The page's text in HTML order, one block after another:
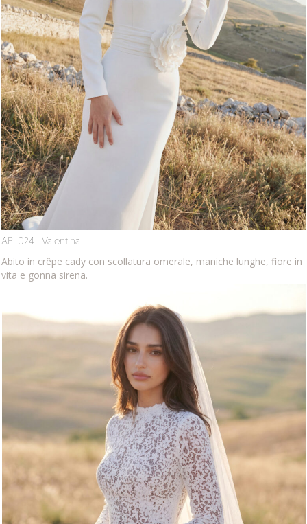
APL024 | Valentina
Abito in crêpe cady con scollatura omerale, maniche lunghe, fiore in
vita e gonna sirena.